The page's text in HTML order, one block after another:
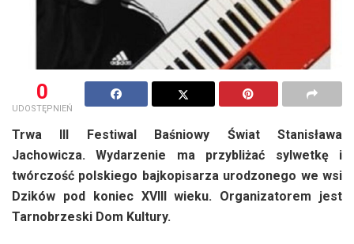
0
UDOSTĘPNIEŃ
Trwa III Festiwal Baśniowy Świat Stanisława
Jachowicza. Wydarzenie ma przybliżać sylwetkę i
twórczość polskiego bajkopisarza urodzonego we wsi
Dzików pod koniec XVIII wieku. Organizatorem jest
Tarnobrzeski Dom Kultury.